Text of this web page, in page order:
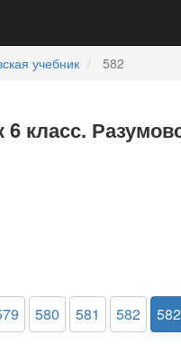
учебник 582
класс.
580 581 582 582